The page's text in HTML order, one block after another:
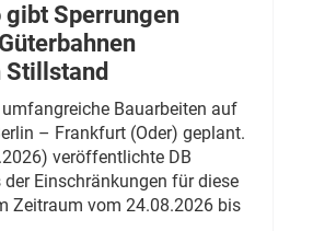
gibt Sperrungen
Stillstand
Bauarbeiten auf
– Frankfurt (Oder) geplant.
veröffentlichte DB
der Einschränkungen für diese
Zeitraum vom 24.08.2026 bis